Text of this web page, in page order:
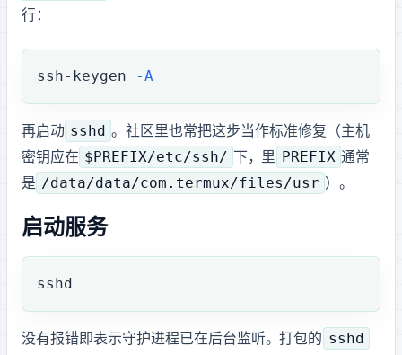
行：
ssh-keygen -A
再启动 sshd 。社区 issue 里也常把这步当作标准修复（主机
密钥应在 $PREFIX/etc/ssh/ 下，Termux 里 PREFIX 通常
是 /data/data/com.termux/files/usr ）。
启动 SSH 服务
sshd
没有报错即表示守护进程已在后台监听。Termux 打包的 sshd